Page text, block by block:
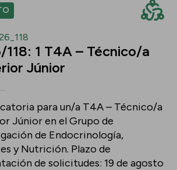
118: 1 T4A – Técnico/a
Júnior
para un/a T4A – Técnico/a
Júnior en el Grupo de
de Endocrinología,
y Nutrición. Plazo de
de solicitudes: 19 de agosto